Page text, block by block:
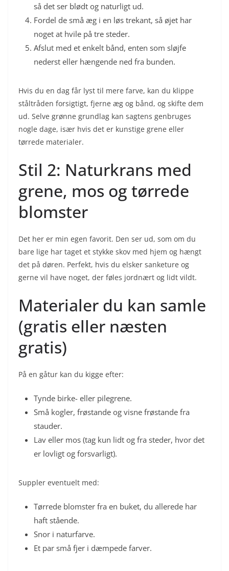
så det ser blødt og naturligt ud.
Fordel de små æg i en løs trekant, så øjet har
noget at hvile på tre steder.
Afslut med et enkelt bånd, enten som sløjfe
nederst eller hængende ned fra bunden.
Hvis du en dag får lyst til mere farve, kan du klippe
ståltråden forsigtigt, fjerne æg og bånd, og skifte dem
ud. Selve grønne grundlag kan sagtens genbruges
nogle dage, især hvis det er kunstige grene eller
tørrede materialer.
Stil 2: Naturkrans med
grene, mos og tørrede
blomster
Det her er min egen favorit. Den ser ud, som om du
bare lige har taget et stykke skov med hjem og hængt
det på døren. Perfekt, hvis du elsker sanketure og
gerne vil have noget, der føles jordnært og lidt vildt.
Materialer du kan samle
(gratis eller næsten
gratis)
På en gåtur kan du kigge efter:
Tynde birke- eller pilegrene.
Små kogler, frøstande og visne frøstande fra
stauder.
Lav eller mos (tag kun lidt og fra steder, hvor det
er lovligt og forsvarligt).
Suppler eventuelt med:
Tørrede blomster fra en buket, du allerede har
haft stående.
Snor i naturfarve.
Et par små fjer i dæmpede farver.